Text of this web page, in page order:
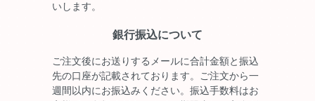
いします。
銀行振込について
ご注文後にお送りするメールに合計金額と振込
先の口座が記載されております。ご注文から一
週間以内にお振込みください。振込手数料はお